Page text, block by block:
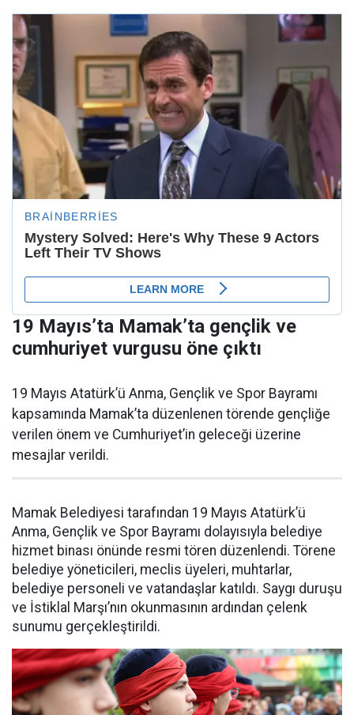
19 Mayıs’ta Mamak’ta gençlik ve
cumhuriyet vurgusu öne çıktı
19 Mayıs Atatürk’ü Anma, Gençlik ve Spor Bayramı
kapsamında Mamak’ta düzenlenen törende gençliğe
verilen önem ve Cumhuriyet’in geleceği üzerine
mesajlar verildi.
Mamak Belediyesi tarafından 19 Mayıs Atatürk’ü
Anma, Gençlik ve Spor Bayramı dolayısıyla belediye
hizmet binası önünde resmi tören düzenlendi. Törene
belediye yöneticileri, meclis üyeleri, muhtarlar,
belediye personeli ve vatandaşlar katıldı. Saygı duruşu
ve İstiklal Marşı’nın okunmasının ardından çelenk
sunumu gerçekleştirildi.